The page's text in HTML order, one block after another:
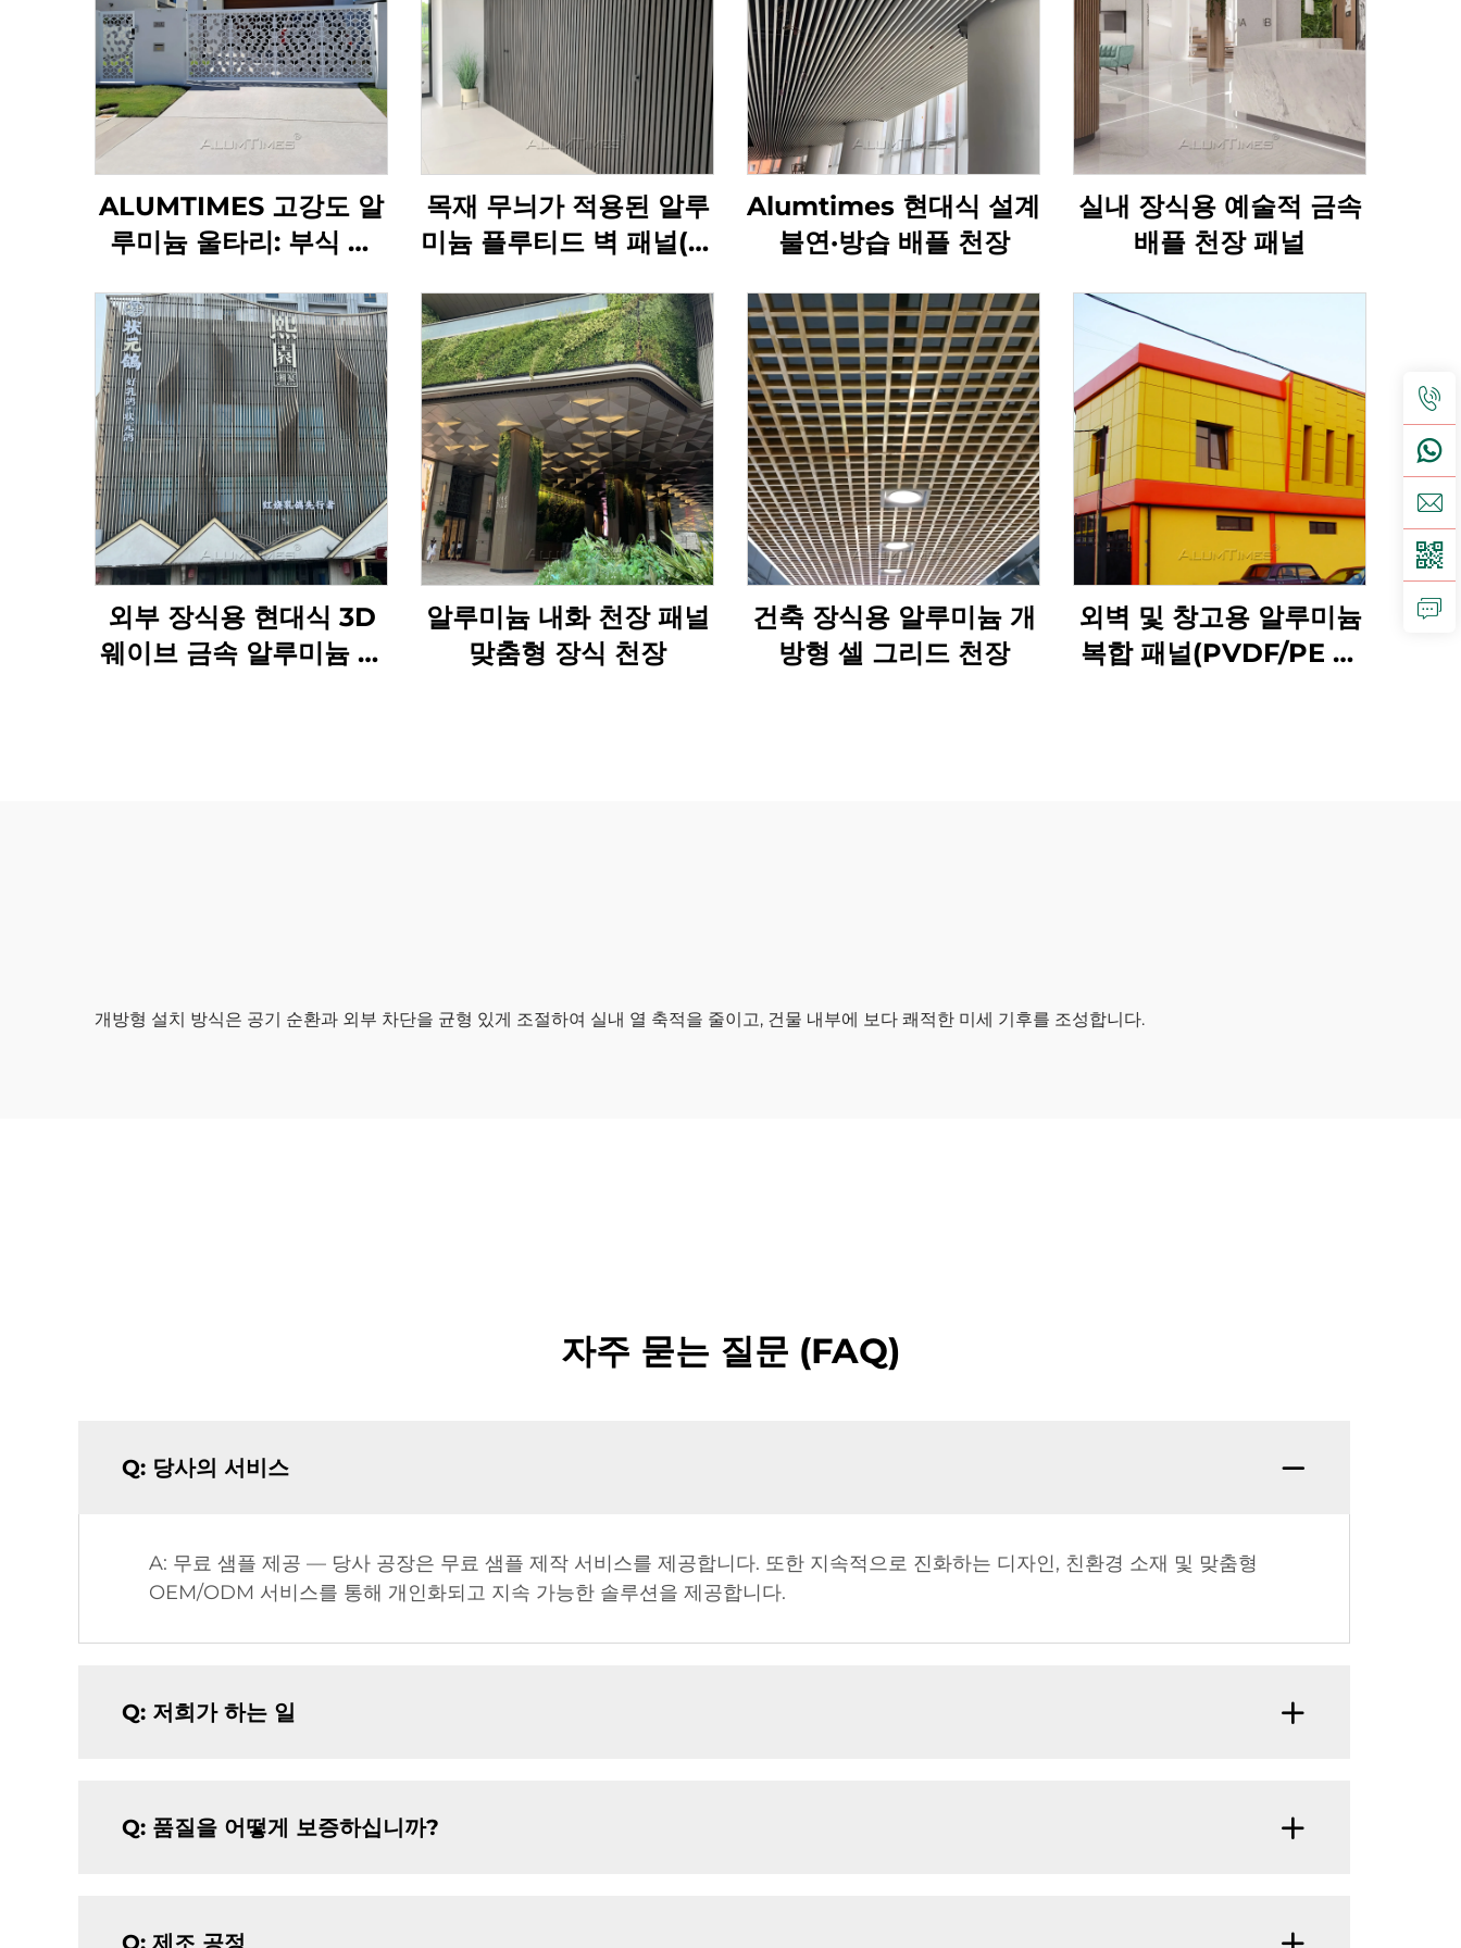
ALUMTIMES 고강도 알
루미늄 울타리: 부식 및
장하는 성능
목재 무늬가 적용된 알루
미늄 플루티드 벽 패널(별
Alumtimes 현대식 설계
불연·방습 배플 천장
실내 장식용 예술적 금속
배플 천장 패널
외부 장식용 현대식 3D
웨이브 금속 알루미늄 벽
알루미늄 내화 천장 패널
맞춤형 장식 천장
건축 장식용 알루미늄 개
방형 셀 그리드 천장
외벽 및 창고용 알루미늄
복합 패널(PVDF/PE 코
개방형 설치 방식은 공기 순환과 외부 차단을 균형 있게 조절하여 실내 열 축적을 줄이고, 건물 내부에 보다 쾌적한 미세 기후를 조성합니다.
자주 묻는 질문 (FAQ)
Q: 당사의 서비스
A: 무료 샘플 제공 — 당사 공장은 무료 샘플 제작 서비스를 제공합니다. 또한 지속적으로 진화하는 디자인, 친환경 소재 및 맞춤형
OEM/ODM 서비스를 통해 개인화되고 지속 가능한 솔루션을 제공합니다.
Q: 저희가 하는 일
Q: 품질을 어떻게 보증하십니까?
Q: 제조 공정